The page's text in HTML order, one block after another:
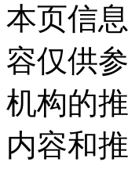
本页信
容仅供
机构的
内容和